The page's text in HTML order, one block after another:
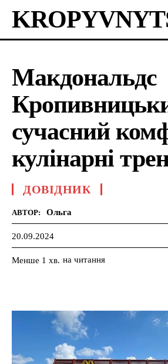
Макдональдс
сучасний
кулінарні
ДОВІДНИК
АВТОР: Ольга
20.09.2024
Менше 1 хв. на читання